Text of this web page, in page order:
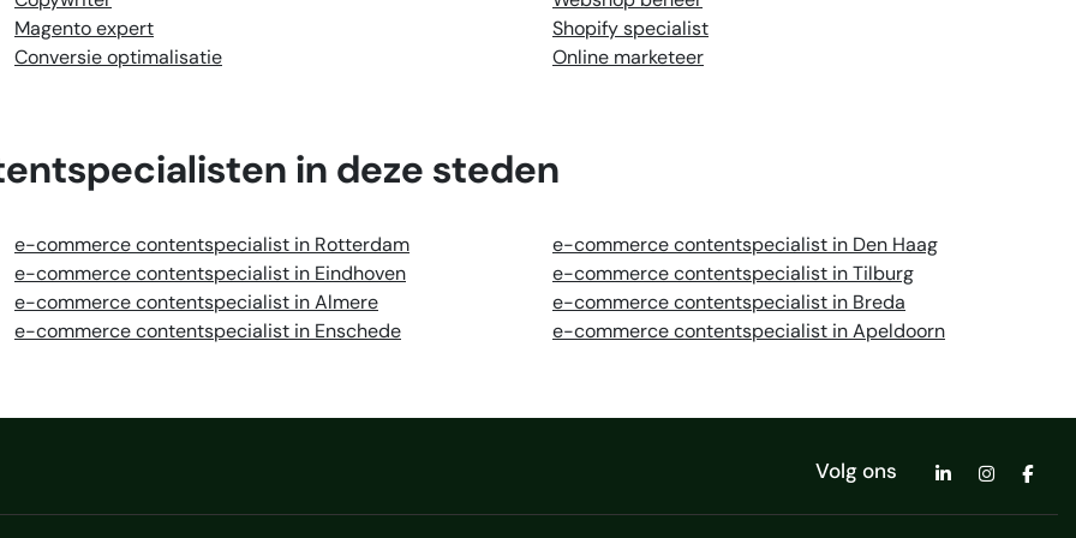
Magento expert
Shopify specialist
Conversie optimalisatie
Online marketeer
in deze steden
e-commerce contentspecialist in Rotterdam
e-commerce contentspecialist in Den Haag
e-commerce contentspecialist in Eindhoven
e-commerce contentspecialist in Tilburg
e-commerce contentspecialist in Almere
e-commerce contentspecialist in Breda
e-commerce contentspecialist in Enschede e-commerce contentspecialist in Apeldoorn
Volg ons